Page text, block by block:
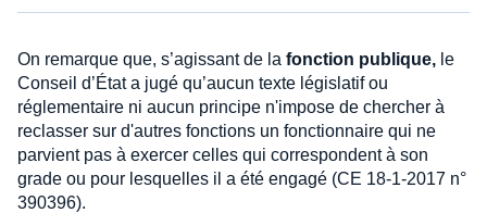
On remarque que, s’agissant de la fonction publique, le
Conseil d’État a jugé qu’aucun texte législatif ou
réglementaire ni aucun principe n'impose de chercher à
reclasser sur d'autres fonctions un fonctionnaire qui ne
parvient pas à exercer celles qui correspondent à son
grade ou pour lesquelles il a été engagé (CE 18-1-2017 n°
390396).